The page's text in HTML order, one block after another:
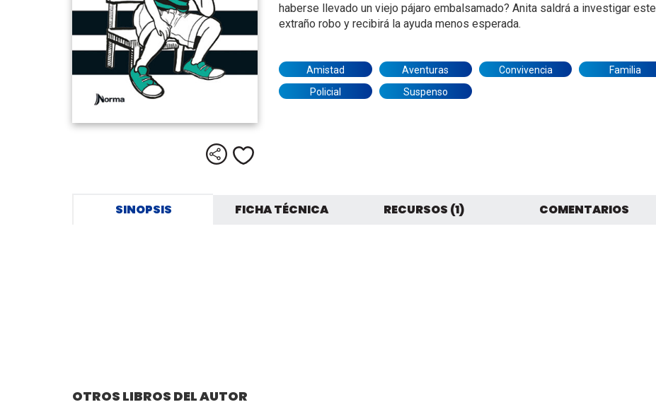
Compartir
haberse llevado un viejo pájaro embalsamado? Anita saldrá a investigar este
extraño robo y recibirá la ayuda menos esperada.
Amistad Aventuras Convivencia
Familia
Policial
Suspenso
SINOPSIS FICHA TÉCNICA RECURSOS (1) COMENTARIOS
OTROS LIBROS DEL AUTOR